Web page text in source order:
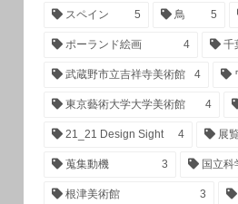
スペイン 5 鳥 5
ポーランド絵画 4 千
武蔵野市立吉祥寺美術館 4
東京藝術大学大学美術館 4
21_21 Design Sight 4 展
蒐集動機 3 国立科
根津美術館 3